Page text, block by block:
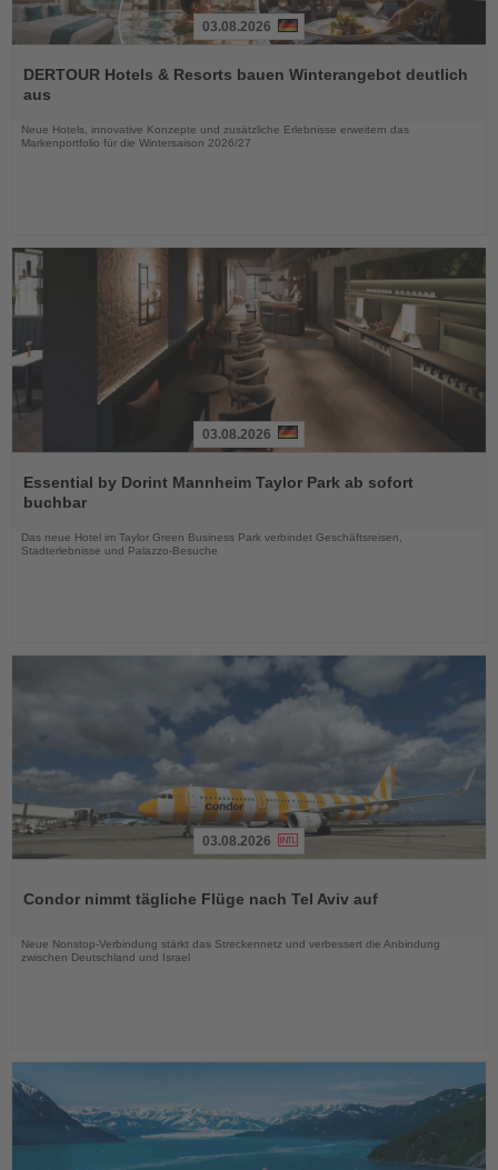
Sie
die
03.08.2026
DERTOUR Hotels & Resorts bauen Winterangebot deutlich
aus
Neue Hotels, innovative Konzepte und zusätzliche Erlebnisse erweitern das
Markenportfolio für die Wintersaison 2026/27
Sie
die
03.08.2026
Essential by Dorint Mannheim Taylor Park ab sofort
buchbar
Das neue Hotel im Taylor Green Business Park verbindet Geschäftsreisen,
Stadterlebnisse und Palazzo-Besuche
die
03.08.2026
Condor nimmt tägliche Flüge nach Tel Aviv auf
Neue Nonstop-Verbindung stärkt das Streckennetz und verbessert die Anbindung
zwischen Deutschland und Israel